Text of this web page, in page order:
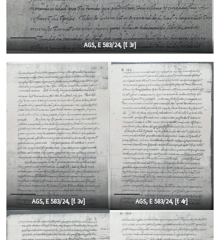
AGS, E 583/24, [f. 3r]
AGS, E 583/24, [f. 3v] AGS, E 583/24, [f.4r]